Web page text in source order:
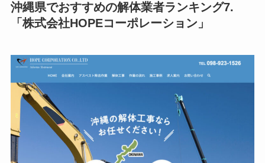
沖縄県でおすすめの解体業者ランキング7.
「株式会社HOPEコーポレーション」